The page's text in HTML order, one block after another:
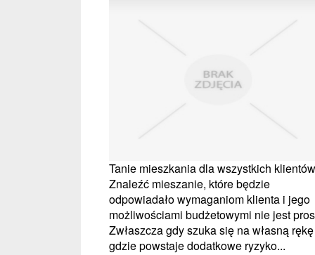
Tanie mieszkania dla wszystkich
Znaleźć mieszanie, które będzie
odpowiadało wymaganiom klienta i jego
możliwościami budżetowymi nie jest
Zwłaszcza gdy szuka się na własną rękę
gdzie powstaje dodatkowe ryzyko...